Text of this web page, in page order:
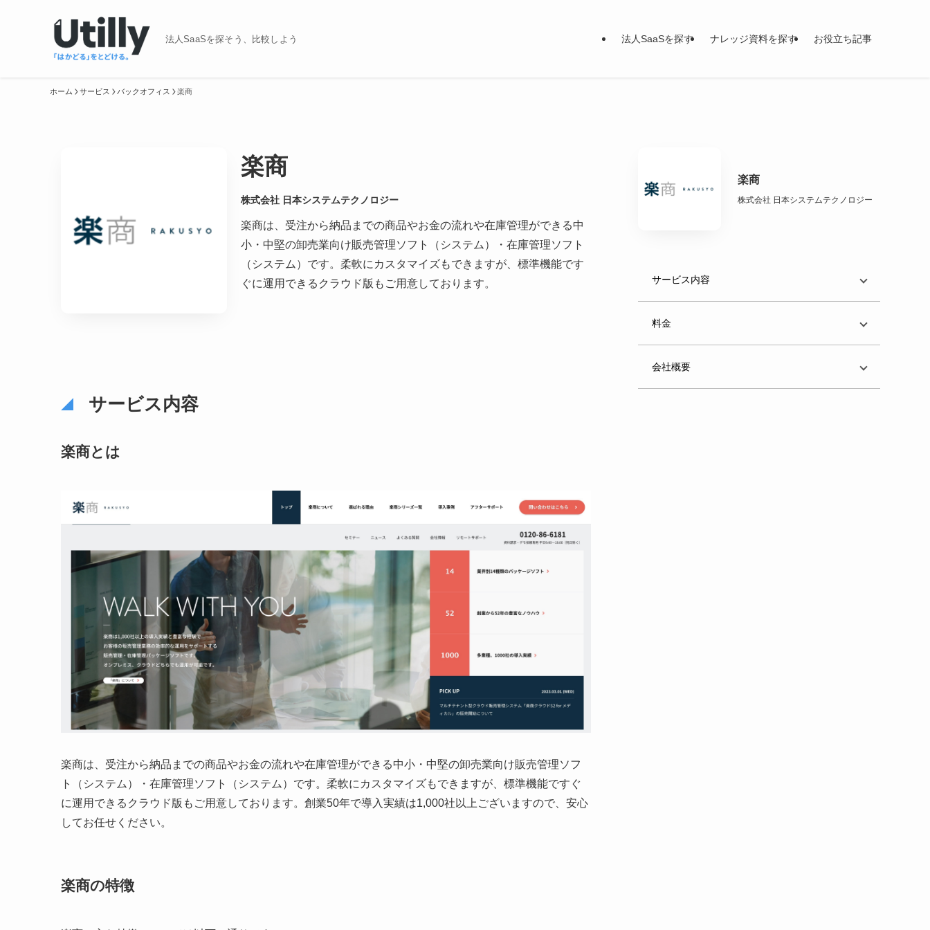
法人SaaSを探そう、比較しよう 法人SaaSを探す ナレッジ資料を探す お役立ち記事
ホーム サービス バックオフィス 楽商
楽商
株式会社 日本システムテクノロジー
楽商は、受注から納品までの商品やお金の流れや在庫管理ができる中
小・中堅の卸売業向け販売管理ソフト（システム）・在庫管理ソフト
（システム）です。柔軟にカスタマイズもできますが、標準機能です
ぐに運用できるクラウド版もご用意しております。
サービス内容
楽商とは
楽商は、受注から納品までの商品やお金の流れや在庫管理ができる中小・中堅の卸売業向け販売管理ソフ
ト（システム）・在庫管理ソフト（システム）です。柔軟にカスタマイズもできますが、標準機能ですぐ
に運用できるクラウド版もご用意しております。創業50年で導入実績は1,000社以上ございますので、安心
してお任せください。
楽商の特徴
楽商
株式会社 日本システムテクノロジー
サービス内容
料金
会社概要